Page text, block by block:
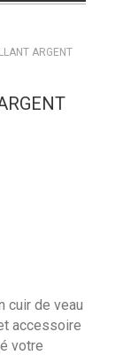
ARGENT
cuir de veau
accessoire
votre